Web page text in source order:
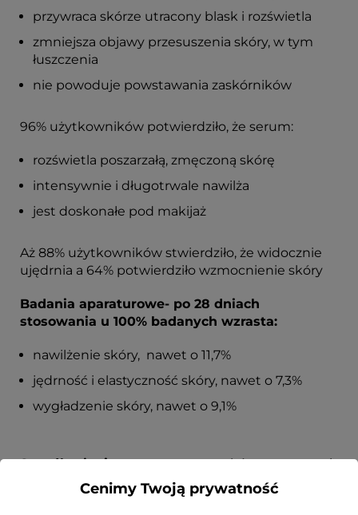
przywraca skórze utracony blask i rozświetla
zmniejsza objawy przesuszenia skóry, w tym
łuszczenia
nie powoduje powstawania zaskórników
96% użytkowników potwierdziło, że serum:
rozświetla poszarzałą, zmęczoną skórę
intensywnie i długotrwale nawilża
jest doskonałe pod makijaż
Aż 88% użytkowników stwierdziło, że widocznie
ujędrnia a 64% potwierdziło wzmocnienie skóry
Badania aparaturowe- po 28 dniach
stosowania u 100% badanych wzrasta:
nawilżenie skóry, nawet o 11,7%
jędrność i elastyczność skóry, nawet o 7,3%
wygładzenie skóry, nawet o 9,1%
Sposób użycia:na oczyszczoną skórę twarzy, szyi
i dekoltu oraz wokół oczu, wklepując rano i/lub
wieczorem, również pod makijaż.
Cenimy Twoją prywatność